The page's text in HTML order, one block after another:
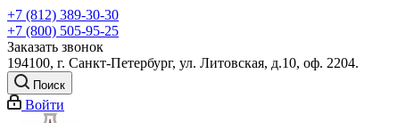
+7 (812) 389-30-30
+7 (800) 505-95-25
Заказать звонок
194100, г. Санкт-Петербург, ул. Литовская, д.10, оф. 2204.
Поиск
Войти